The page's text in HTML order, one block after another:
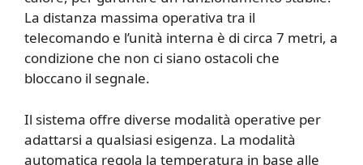
La distanza massima operativa tra il
telecomando e l’unità interna è di circa 7 metri, a
condizione che non ci siano ostacoli che
bloccano il segnale.
Il sistema offre diverse modalità operative per
adattarsi a qualsiasi esigenza. La modalità
automatica regola la temperatura in base alle